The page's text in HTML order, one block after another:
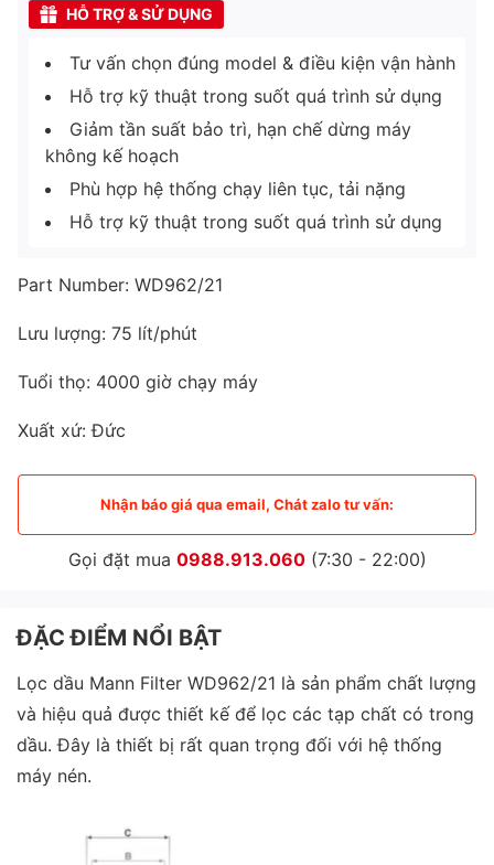
HỖ TRỢ & SỬ DỤNG
Tư vấn chọn đúng model & điều kiện vận hành
Hỗ trợ kỹ thuật trong suốt quá trình sử dụng
Giảm tần suất bảo trì, hạn chế dừng máy
không kế hoạch
Phù hợp hệ thống chạy liên tục, tải nặng
Hỗ trợ kỹ thuật trong suốt quá trình sử dụng
Part Number: WD962/21
Lưu lượng: 75 lít/phút
Tuổi thọ: 4000 giờ chạy máy
Xuất xứ: Đức
Nhận báo giá qua email, Chát zalo tư vấn:
Gọi đặt mua 0988.913.060(7:30 - 22:00)
ĐẶC ĐIỂM NỔI BẬT
Lọc dầu Mann Filter WD962/21 là sản phẩm chất lượng
và hiệu quả được thiết kế để lọc các tạp chất có trong
dầu. Đây là thiết bị rất quan trọng đối với hệ thống
máy nén.